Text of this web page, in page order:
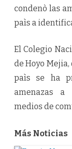
condenò las
paìs a
El Colegio
de Hoyo
paìs se ha
amenazas a
medios de
Más Noticias